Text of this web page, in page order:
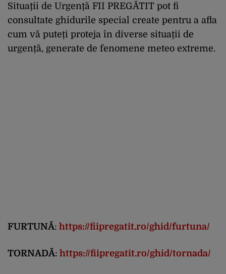
Situații de Urgență FII PREGĂTIT pot fi
consultate ghidurile special create pentru a afla
cum vă puteți proteja în diverse situații de
urgență, generate de fenomene meteo extreme.
FURTUNĂ: https://fiipregatit.ro/ghid/furtuna/
TORNADĂ: https://fiipregatit.ro/ghid/tornada/